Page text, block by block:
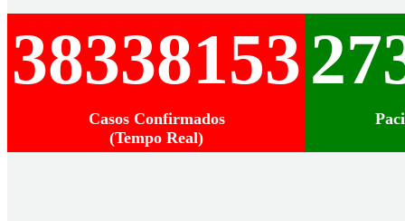
38338153
Casos Confirmados
(Tempo Real)